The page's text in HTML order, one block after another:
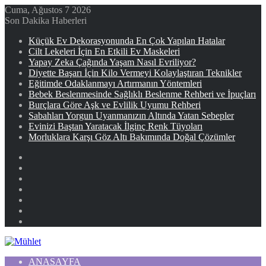
Cuma, Ağustos 7 2026
Son Dakika Haberleri
Küçük Ev Dekorasyonunda En Çok Yapılan Hatalar
Cilt Lekeleri İçin En Etkili Ev Maskeleri
Yapay Zeka Çağında Yaşam Nasıl Evriliyor?
Diyette Başarı İçin Kilo Vermeyi Kolaylaştıran Teknikler
Eğitimde Odaklanmayı Artırmanın Yöntemleri
Bebek Beslenmesinde Sağlıklı Beslenme Rehberi ve İpuçları
Burçlara Göre Aşk ve Evlilik Uyumu Rehberi
Sabahları Yorgun Uyanmanızın Altında Yatan Sebepler
Evinizi Baştan Yaratacak İlginç Renk Tüyoları
Morluklara Karşı Göz Altı Bakımında Doğal Çözümler
ANASAYFA